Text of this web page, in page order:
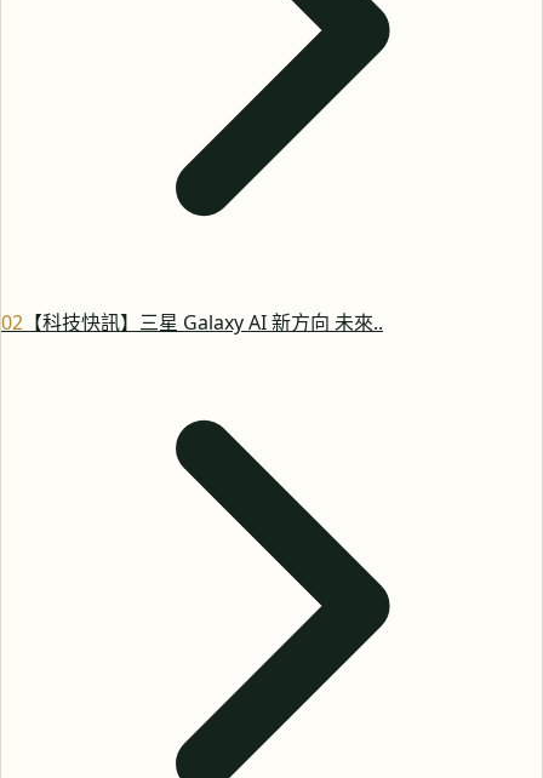
02 【科技快訊】三星 Galaxy AI 新方向 未來..